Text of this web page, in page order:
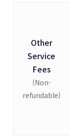
Other
Service
Fees
(Non-
refundable)